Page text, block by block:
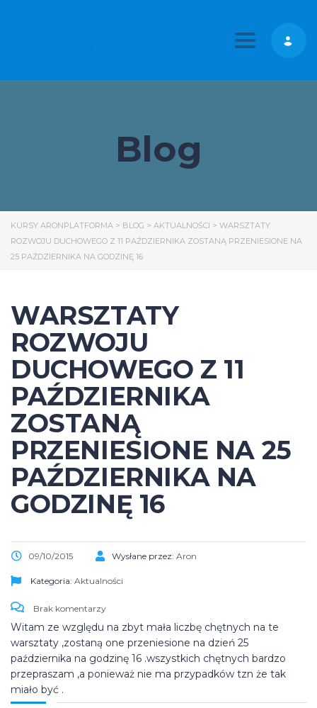
Toggle
Blog
KURSY ARONPLATFORMA > BLOG > AKTUALNOŚCI > WARSZTATY
ROZWOJU DUCHOWEGO Z 11 PAŹDZIERNIKA ZOSTANĄ PRZENIESIONE NA
25 PAŹDZIERNIKA NA GODZINĘ 16
WARSZTATY
ROZWOJU
DUCHOWEGO Z 11
PAŹDZIERNIKA
ZOSTANĄ
PRZENIESIONE NA 25
PAŹDZIERNIKA NA
GODZINĘ 16
09/10/2015 Wysłane przez: Aron
Kategoria: Aktualności
Brak komentarzy
Witam ze względu na zbyt mała liczbę chętnych na te
warsztaty ,zostaną one przeniesione na dzień 25
października na godzinę 16 .wszystkich chętnych bardzo
przepraszam ,a ponieważ nie ma przypadków tzn że tak
miało być .